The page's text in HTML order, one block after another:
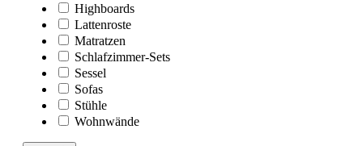
Highboards
Lattenroste
Matratzen
Schlafzimmer-Sets
Sessel
Sofas
Stühle
Wohnwände